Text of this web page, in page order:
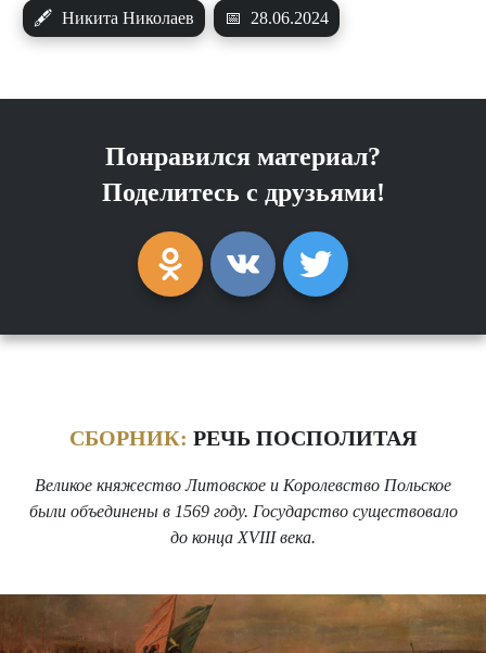
🖋 Никита Николаев 📅 28.06.2024
Понравился материал?
Поделитесь с друзьями!
СБОРНИК: РЕЧЬ ПОСПОЛИТАЯ
Великое княжество Литовское и Королевство Польское
были объединены в 1569 году. Государство существовало
до конца XVIII века.